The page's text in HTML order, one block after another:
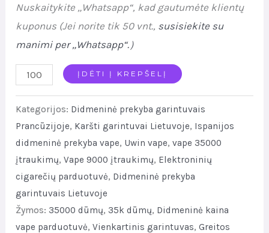
Nuskaitykite „Whatsapp“, kad gautumėte klientų
kuponus (Jei norite tik 50 vnt., susisiekite su
manimi per „Whatsapp“. ）
Uwin
Music
35K
Bulk
Price
Discount
Sale
ĮDĖTI Į KREPŠELĮ
Kategorijos: Didmeninė prekyba garintuvais
Prancūzijoje, Karšti garintuvai Lietuvoje, Ispanijos
didmeninė prekyba vape, Uwin vape,vape 35000
įtraukimų,Vape 9000 įtraukimų, Elektroninių
cigarečių parduotuvė, Didmeninė prekyba
garintuvais Lietuvoje
Žymos: 35000 dūmų, 35k dūmų, Didmeninė kaina
vape parduotuvė,Vienkartinis garintuvas,Greitos